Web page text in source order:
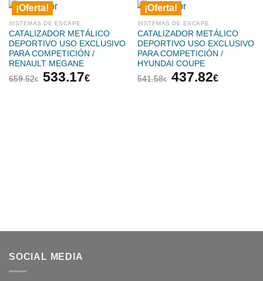
¡Oferta!
SISTEMAS DE ESCAPE
CATALIZADOR METÁLICO
DEPORTIVO USO EXCLUSIVO
PARA COMPETICIÓN /
RENAULT MEGANE
659.52€
El
533.17€El
¡Oferta!
SISTEMAS DE ESCAPE
CATALIZADOR METÁLICO
DEPORTIVO USO EXCLUSIVO
PARA COMPETICIÓN /
HYUNDAI COUPE
541.58€
El
437.82€El
SOCIAL MEDIA